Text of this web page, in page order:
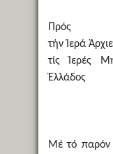
Πρός
τήν Ἱερά
τίς Ἱερές
Ἑλλάδος
Μέ τό παρόν